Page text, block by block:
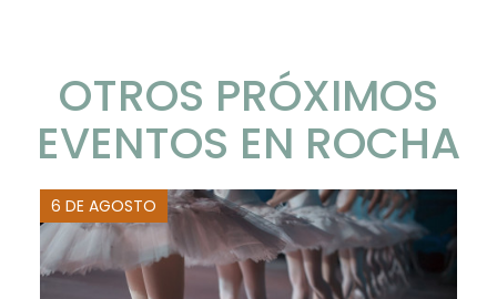
OTROS PRÓXIMOS
EVENTOS EN ROCHA
6 DE AGOSTO